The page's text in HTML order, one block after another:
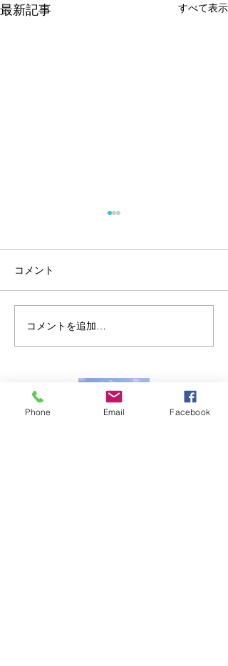
最新記事 すべて表示
🌀台風対策は済みました
か？🌀
コメント
コメントを追加…
Phone Email Facebook